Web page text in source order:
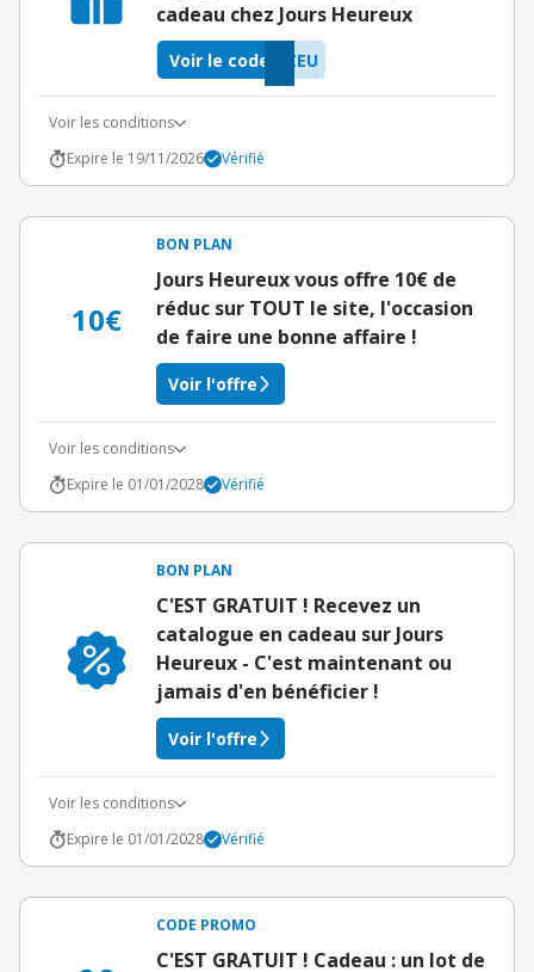
cadeau chez Jours Heureux
ZEU
Voir le code
Voir les conditions
Expire le 19/11/2026
Vérifié
10€
BON PLAN
Jours Heureux vous offre 10€ de
réduc sur TOUT le site, l'occasion
de faire une bonne affaire !
Voir l'offre
Voir les conditions
Expire le 01/01/2028
Vérifié
BON PLAN
C'EST GRATUIT ! Recevez un
catalogue en cadeau sur Jours
Heureux - C'est maintenant ou
jamais d'en bénéficier !
Voir l'offre
Voir les conditions
Expire le 01/01/2028
Vérifié
CODE PROMO
C'EST GRATUIT ! Cadeau : un lot de